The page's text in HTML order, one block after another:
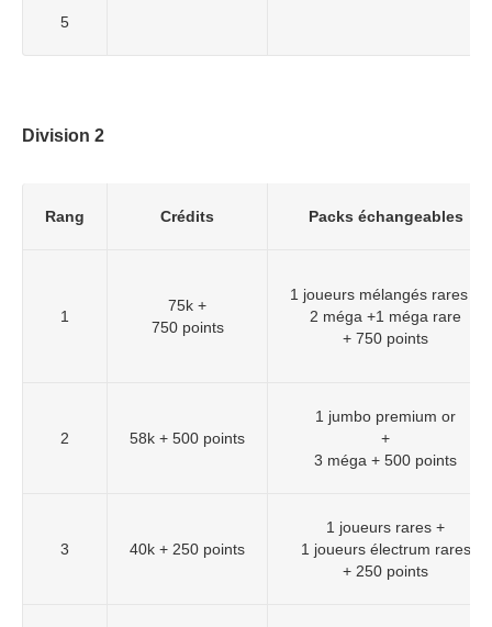
5
Division 2
Rang Crédits Packs échangeables
1
75k +
750 points
1 joueurs mélangés rares +
2 méga +1 méga rare
+ 750 points
2 58k + 500 points
1 jumbo premium or
+
3 méga + 500 points
3 40k + 250 points
1 joueurs rares +
1 joueurs électrum rares
+ 250 points